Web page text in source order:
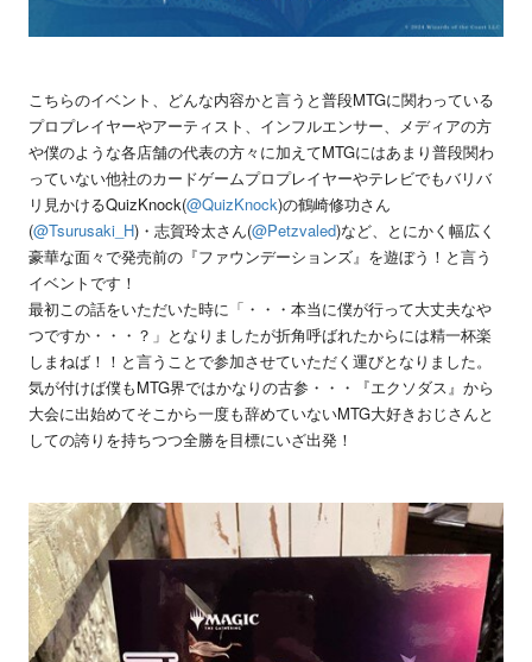
こちらのイベント、どんな内容かと言うと普段MTGに関わっている
プロプレイヤーやアーティスト、インフルエンサー、メディアの方
や僕のような各店舗の代表の方々に加えてMTGにはあまり普段関わ
っていない他社のカードゲームプロプレイヤーやテレビでもバリバ
リ見かけるQuizKnock(@QuizKnock)の鶴崎修功さん
(@Tsurusaki_H)・ 志賀玲太さん(@Petzvaled)など、とにかく幅広く
豪華な面々で発売前の『ファウンデーションズ』を遊ぼう！と言う
イベントです！
最初この話をいただいた時に「・・・本当に僕が行って大丈夫なや
つですか・・・？」となりましたが折角呼ばれたからには精一杯楽
しまねば！！と言うことで参加させていただく運びとなりました。
気が付けば僕もMTG界ではかなりの古参・・・『エクソダス』から
大会に出始めてそこから一度も辞めていないMTG大好きおじさんと
しての誇りを持ちつつ全勝を目標にいざ出発！